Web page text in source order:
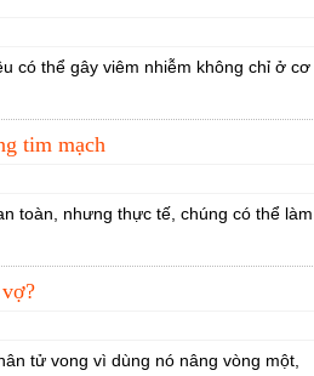
có thể gây viêm nhiễm không chỉ ở cơ
tim mạch
toàn, nhưng thực tế, chúng có thể làm
tử vong vì dùng nó nâng vòng một,